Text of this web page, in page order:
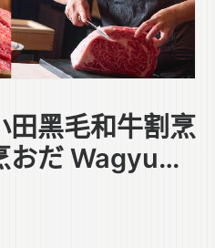
田黑毛和牛割烹
おだ Wagyu
陸香港